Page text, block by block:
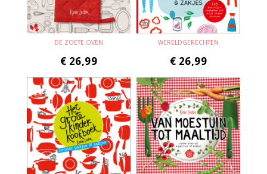
DE ZOETE OVEN
€ 26,99
WERELDGERECHTEN
€ 26,99